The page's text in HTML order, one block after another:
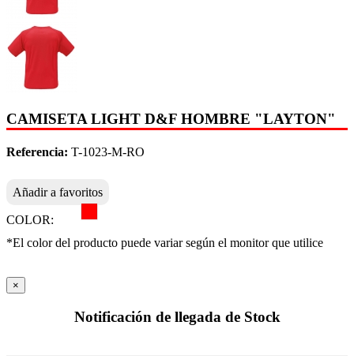
CAMISETA LIGHT D&F HOMBRE "LAYTON"
Referencia: T-1023-M-RO
Añadir a favoritos
COLOR:
*El color del producto puede variar según el monitor que utilice
×
Notificación de llegada de Stock